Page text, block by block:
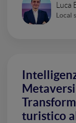
Luca
Local
turistico